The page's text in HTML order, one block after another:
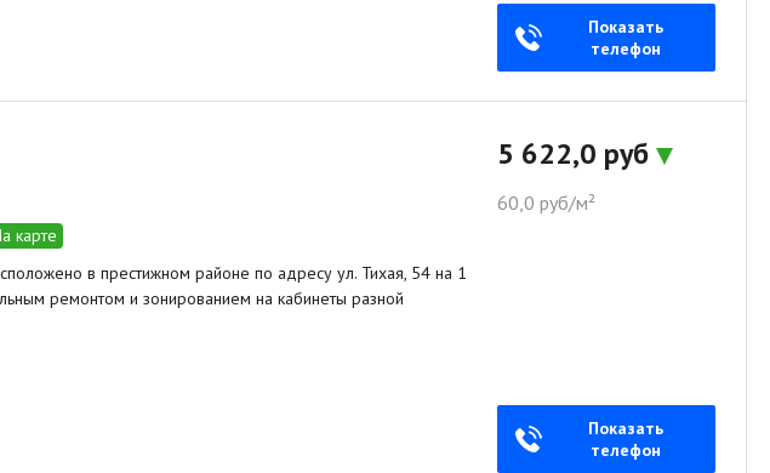
Показать
телефон
карте
в престижном районе по адресу ул. Тихая, 54 на 1
ремонтом и зонированием на кабинеты разной
5 622,0 руб
60,0 руб/м²
Показать
телефон